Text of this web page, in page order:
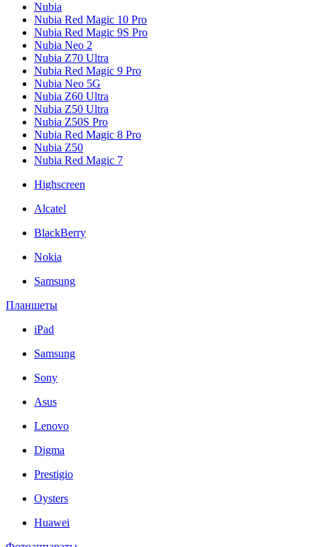
Nubia
Nubia Red Magic 10 Pro
Nubia Red Magic 9S Pro
Nubia Neo 2
Nubia Z70 Ultra
Nubia Red Magic 9 Pro
Nubia Neo 5G
Nubia Z60 Ultra
Nubia Z50 Ultra
Nubia Z50S Pro
Nubia Red Magic 8 Pro
Nubia Z50
Nubia Red Magic 7
Highscreen
Alcatel
BlackBerry
Nokia
Samsung
Планшеты
iPad
Samsung
Sony
Asus
Lenovo
Digma
Prestigio
Oysters
Huawei